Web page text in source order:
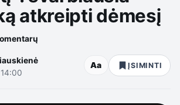
atkreipti dėmesį
Aa ĮSIMINTI